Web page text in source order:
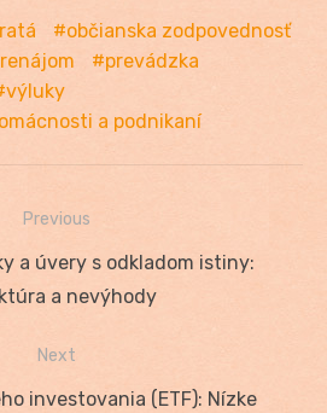
občianska zodpovednosť
prevádzka
výluky
a podnikaní
Previous
a úvery s odkladom istiny:
a nevýhody
Next
investovania (ETF): Nízke